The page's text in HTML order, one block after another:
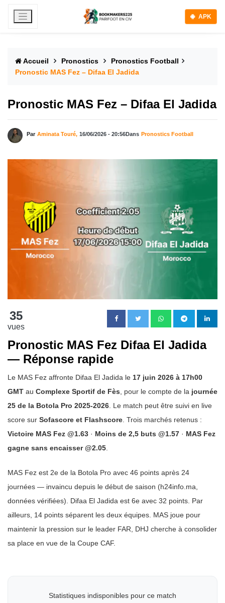
APK
Accueil Pronostics
Pronostics Football
Pronostic MAS Fez – Difaa El Jadida
Pronostic MAS Fez – Difaa El Jadida
Par Aminata Touré, 16/06/2026 - 20:56Dans Pronostics Football
35
vues
Pronostic MAS Fez Difaa El Jadida
— Réponse rapide
Le MAS Fez affronte Difaa El Jadida le 17 juin 2026 à 17h00
GMT au Complexe Sportif de Fès, pour le compte de la journée
25 de la Botola Pro 2025-2026. Le match peut être suivi en live
score sur Sofascore et Flashscore. Trois marchés retenus :
Victoire MAS Fez @1.63 · Moins de 2,5 buts @1.57 · MAS Fez
gagne sans encaisser @2.05.
MAS Fez est 2e de la Botola Pro avec 46 points après 24
journées — invaincu depuis le début de saison (h24info.ma,
données vérifiées). Difaa El Jadida est 6e avec 32 points. Par
ailleurs, 14 points séparent les deux équipes. MAS joue pour
maintenir la pression sur le leader FAR, DHJ cherche à consolider
sa place en vue de la Coupe CAF.
Statistiques indisponibles pour ce match